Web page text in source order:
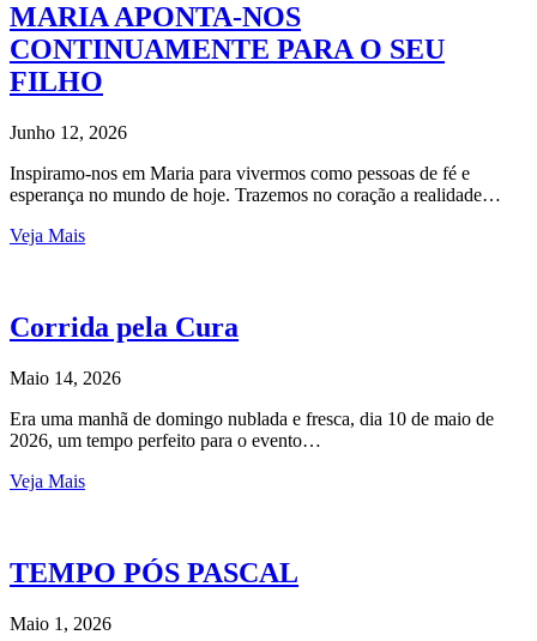
MARIA APONTA-NOS
CONTINUAMENTE PARA O SEU
FILHO
Junho 12, 2026
Inspiramo-nos em Maria para vivermos como pessoas de fé e
esperança no mundo de hoje. Trazemos no coração a realidade…
Veja Mais
Corrida pela Cura
Maio 14, 2026
Era uma manhã de domingo nublada e fresca, dia 10 de maio de
2026, um tempo perfeito para o evento…
Veja Mais
TEMPO PÓS PASCAL
Maio 1, 2026